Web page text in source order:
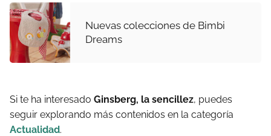
Nuevas colecciones de Bimbi
Dreams
Si te ha interesado Ginsberg, la sencillez, puedes
seguir explorando más contenidos en la categoría
Actualidad.